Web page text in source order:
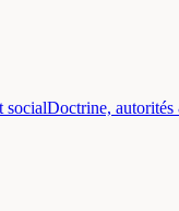
socialDoctrine,